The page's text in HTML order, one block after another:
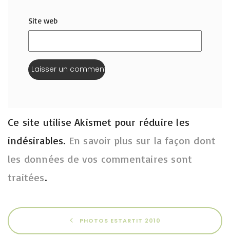
Site web
Ce site utilise Akismet pour réduire les
indésirables. En savoir plus sur la façon dont
les données de vos commentaires sont
traitées.
PHOTOS ESTARTIT 2010